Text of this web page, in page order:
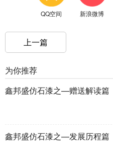
QQ空间 新浪微博
上一篇
为你推荐
鑫邦盛仿石漆之—赠送解读篇
鑫邦盛仿石漆之—发展历程篇